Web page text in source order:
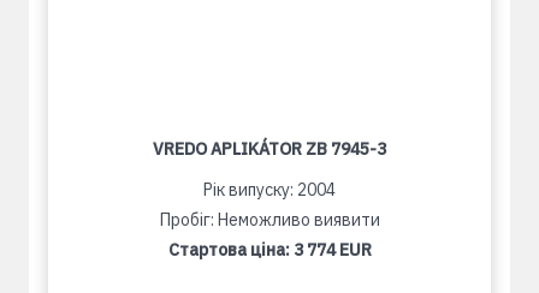
VREDO APLIKÁTOR ZB 7945-3
Рік випуску: 2004
Пробіг: Неможливо виявити
Стартова ціна: 3 774 EUR